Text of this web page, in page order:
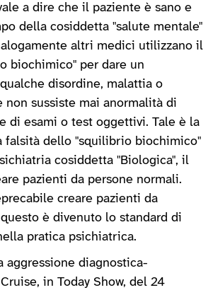
a dire che il paziente è sano e
della cosiddetta "salute mentale"
altri medici utilizzano il
biochimico" per dare un
disordine, malattia o
non sussiste mai anormalità di
di esami o test oggettivi. Tale è la
falsità dello "squilibrio biochimico"
cosiddetta "Biologica", il
pazienti da persone normali.
creare pazienti da
è divenuto lo standard di
pratica psichiatrica.
aggressione diagnostica-
in Today Show, del 24